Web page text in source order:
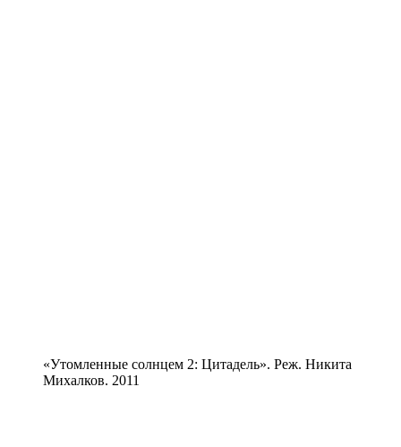
«Утомленные солнцем 2: Цитадель». Реж. Никита
Михалков. 2011